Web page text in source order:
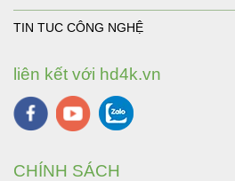
TIN TUC CÔNG NGHỆ
liên kết với hd4k.vn
CHÍNH SÁCH